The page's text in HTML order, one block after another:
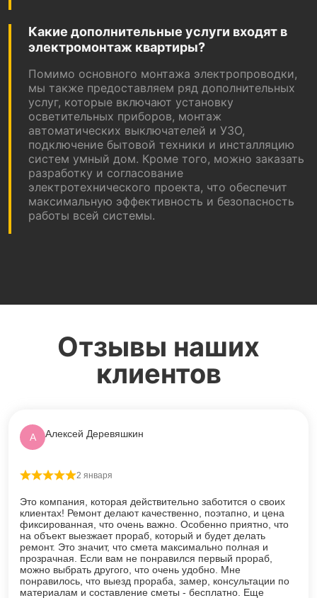
Какие дополнительные услуги входят в
электромонтаж квартиры?
Помимо основного монтажа электропроводки,
мы также предоставляем ряд дополнительных
услуг, которые включают установку
осветительных приборов, монтаж
автоматических выключателей и УЗО,
подключение бытовой техники и инсталляцию
систем умный дом. Кроме того, можно заказать
разработку и согласование
электротехнического проекта, что обеспечит
максимальную эффективность и безопасность
работы всей системы.
Отзывы наших
клиентов
А Алексей Деревяшкин
Оценка5из 5
2 января
Это компания, которая действительно заботится о своих
клиентах! Ремонт делают качественно, поэтапно, и цена
фиксированная, что очень важно. Особенно приятно, что
на объект выезжает прораб, который и будет делать
ремонт. Это значит, что смета максимально полная и
прозрачная. Если вам не понравился первый прораб,
можно выбрать другого, что очень удобно. Мне
понравилось, что выезд прораба, замер, консультации по
материалам и составление сметы - бесплатно. Еще